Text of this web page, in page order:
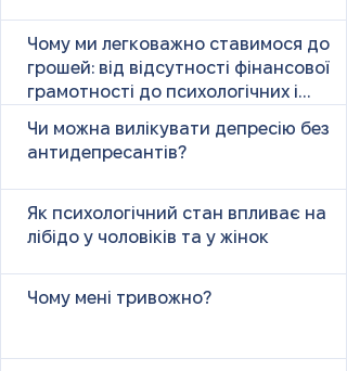
Чому ми легковажно ставимося до
грошей: від відсутності фінансової
грамотності до психологічних і
Чи можна вилікувати депресію без
антидепресантів?
Як психологічний стан впливає на
лібідо у чоловіків та у жінок
Чому мені тривожно?